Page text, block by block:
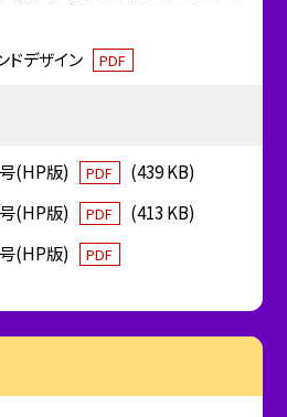
ドデザイン PDF
(HP版) PDF
(439 KB)
(HP版)
PDF
(413 KB)
(HP版)
PDF